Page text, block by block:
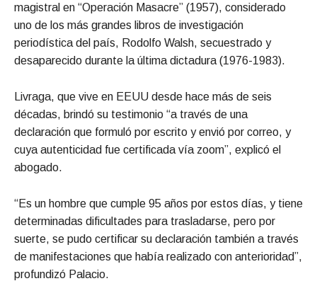
magistral en “Operación Masacre” (1957), considerado
uno de los más grandes libros de investigación
periodística del país, Rodolfo Walsh, secuestrado y
desaparecido durante la última dictadura (1976-1983).
Livraga, que vive en EEUU desde hace más de seis
décadas, brindó su testimonio “a través de una
declaración que formuló por escrito y envió por correo, y
cuya autenticidad fue certificada vía zoom”, explicó el
abogado.
“Es un hombre que cumple 95 años por estos días, y tiene
determinadas dificultades para trasladarse, pero por
suerte, se pudo certificar su declaración también a través
de manifestaciones que había realizado con anterioridad”,
profundizó Palacio.